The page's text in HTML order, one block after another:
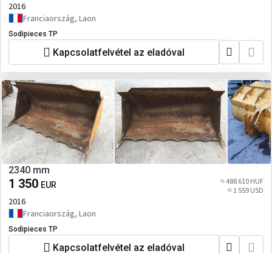
2016
Franciaország, Laon
Sodipieces TP
Kapcsolatfelvétel az eladóval
2340 mm
1 350 EUR
≈ 488 610 HUF
≈ 1 559 USD
2016
Franciaország, Laon
Sodipieces TP
Kapcsolatfelvétel az eladóval